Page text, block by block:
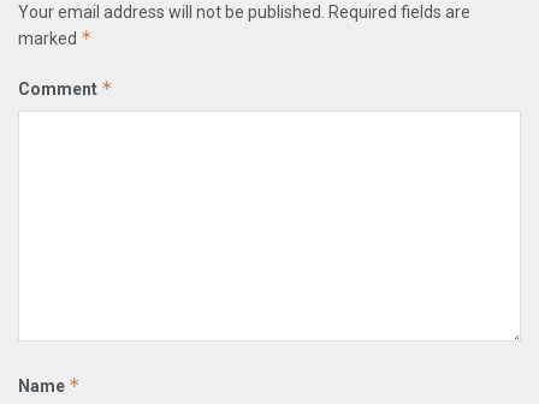
Your email address will not be published.
Required fields are
marked *
Comment *
Name *